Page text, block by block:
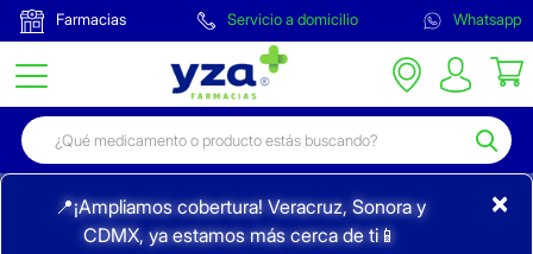
Farmacias Servicio a domicilio Whatsapp
📍¡Ampliamos cobertura! Veracruz, Sonora y
CDMX, ya estamos más cerca de ti📱
×